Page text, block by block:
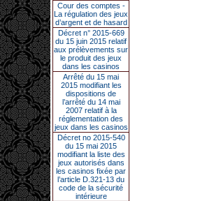
Cour des comptes -
La régulation des jeux
d’argent et de hasard
Décret n° 2015-669
du 15 juin 2015 relatif
aux prélèvements sur
le produit des jeux
dans les casinos
Arrêté du 15 mai
2015 modifiant les
dispositions de
l’arrêté du 14 mai
2007 relatif à la
réglementation des
jeux dans les casinos
Décret no 2015-540
du 15 mai 2015
modifiant la liste des
jeux autorisés dans
les casinos fixée par
l’article D.321-13 du
code de la sécurité
intérieure